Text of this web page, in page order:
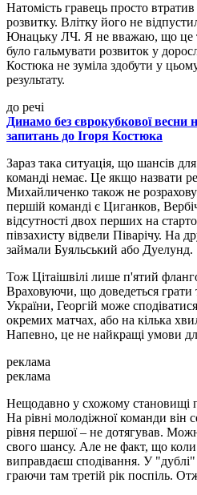
Натомість гравець просто
розвитку. Влітку його не
Юнацьку ЛЧ. Я не вважаю, що це
було гальмувати розвиток у
Костюка не зуміла здобути у
результату.
до речі
Динамо без єврокубкової весни
запитань до Ігоря Костюка
Зараз така ситуація, що шансів
команді немає. Це якщо назвати
Михайличенко також не
першій команді є Циганков,
відсутності двох перших на
півзахисту відвели Піварічу. На
займали Буяльський або Дуелунд.
Тож Цітаішвілі лише п'ятий
Враховуючи, що доведеться грати
України, Георгій може
окремих матчах, або на кілька
Напевно, це не найкращі умови
реклама
реклама
Нещодавно у схожому становищі
На рівні молодіжної команди він
рівня першої – не дотягував.
свого шансу. Але не факт, що
виправдаєш сподівання. У
граючи там третій рік поспіль.